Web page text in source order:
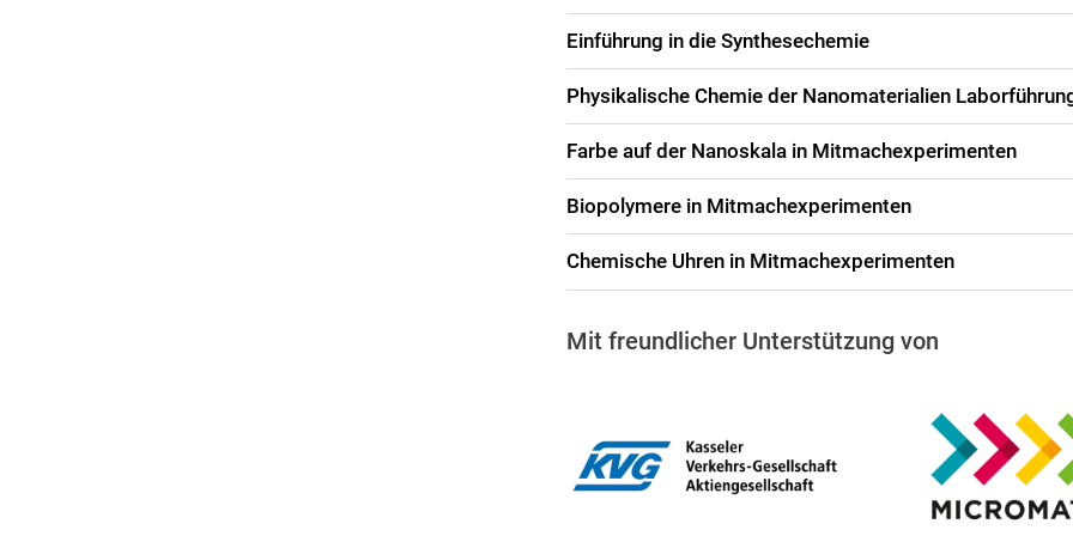
Einführung in die Synthesechemie
Physikalische Chemie der Nanomaterialien
Farbe auf der Nanoskala in Mitmachexperimenten
Biopolymere in Mitmachexperimenten
Chemische Uhren in Mitmachexperimenten
Mit freundlicher Unterstützung von